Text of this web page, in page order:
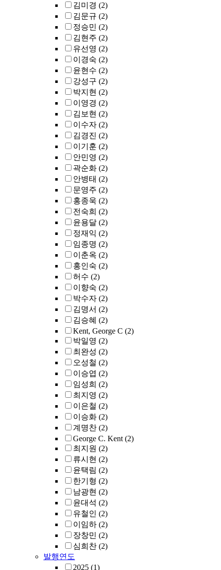
김미경 (2)
김문규 (2)
정승민 (2)
김현주 (2)
유선영 (2)
이경숙 (2)
윤현수 (2)
강성구 (2)
박지현 (2)
이영경 (2)
김보현 (2)
이수자 (2)
김경진 (2)
이기훈 (2)
안민영 (2)
곽순화 (2)
안병태 (2)
문영주 (2)
홍종욱 (2)
전숙희 (2)
윤용달 (2)
정재익 (2)
임종명 (2)
이춘옥 (2)
홍인숙 (2)
허수 (2)
이향숙 (2)
박수자 (2)
김명서 (2)
김승혜 (2)
Kent, George C (2)
박일영 (2)
최완성 (2)
오성철 (2)
이승엽 (2)
임성희 (2)
최지영 (2)
이은철 (2)
이승화 (2)
계명찬 (2)
George C. Kent (2)
최지원 (2)
류시현 (2)
윤택림 (2)
한기형 (2)
남광현 (2)
윤대석 (2)
유철인 (2)
이임하 (2)
장창민 (2)
심희찬 (2)
발행연도
2025 (1)